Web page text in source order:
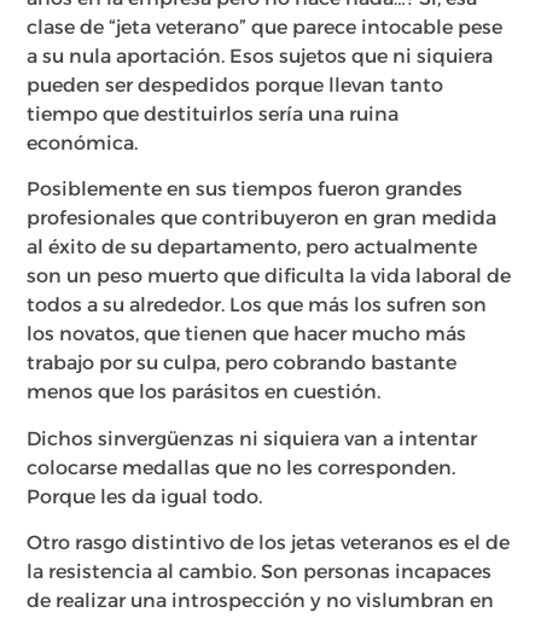
clase de “jeta veterano” que parece intocable pese
a su nula aportación. Esos sujetos que ni siquiera
pueden ser despedidos porque llevan tanto
tiempo que destituirlos sería una ruina
económica.
Posiblemente en sus tiempos fueron grandes
profesionales que contribuyeron en gran medida
al éxito de su departamento, pero actualmente
son un peso muerto que dificulta la vida laboral de
todos a su alrededor. Los que más los sufren son
los novatos, que tienen que hacer mucho más
trabajo por su culpa, pero cobrando bastante
menos que los parásitos en cuestión.
Dichos sinvergüenzas ni siquiera van a intentar
colocarse medallas que no les corresponden.
Porque les da igual todo.
Otro rasgo distintivo de los jetas veteranos es el de
la resistencia al cambio. Son personas incapaces
de realizar una introspección y no vislumbran en